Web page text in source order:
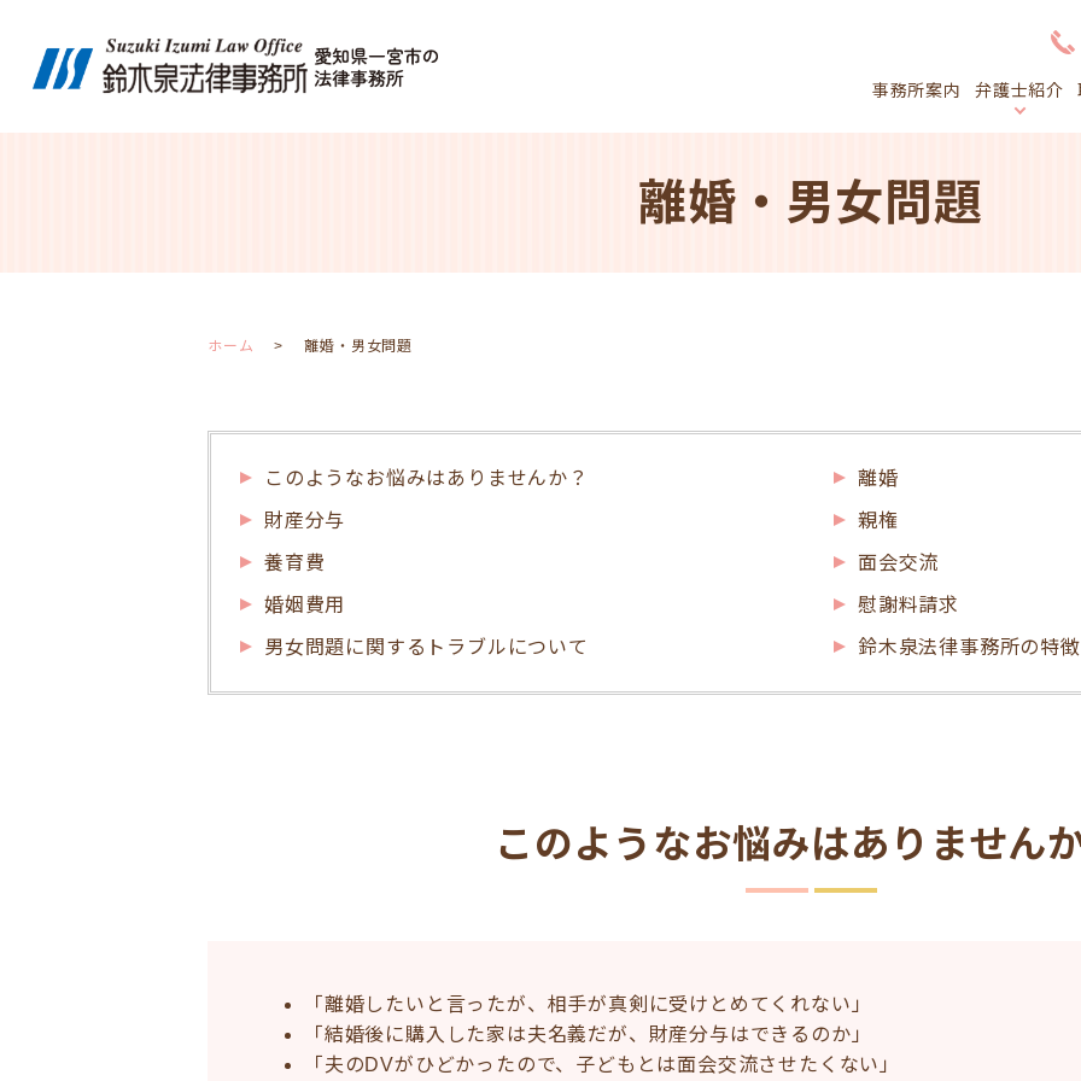
事務所案内 弁護士紹介
離婚・男女問題
ホーム 離婚・男女問題
このようなお悩みはありませんか？ 離婚
財産分与 親権
養育費 面会交流
婚姻費用 慰謝料請求
男女問題に関するトラブルについて 鈴木泉法律事務所の特徴
このようなお悩みはありません
「離婚したいと言ったが、相手が真剣に受けとめてくれない」
「結婚後に購入した家は夫名義だが、財産分与はできるのか」
「夫のDVがひどかったので、子どもとは面会交流させたくない」